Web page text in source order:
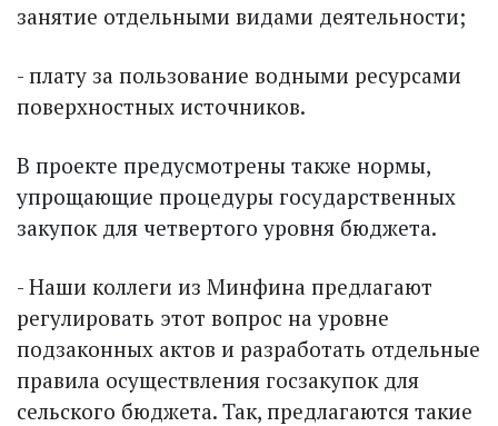
занятие отдельными видами деятельности;
- плату за пользование водными ресурсами
поверхностных источников.
В проекте предусмотрены также нормы,
упрощающие процедуры государственных
закупок для четвертого уровня бюджета.
- Наши коллеги из Минфина предлагают
регулировать этот вопрос на уровне
подзаконных актов и разработать отдельные
правила осуществления госзакупок для
сельского бюджета. Так, предлагаются такие